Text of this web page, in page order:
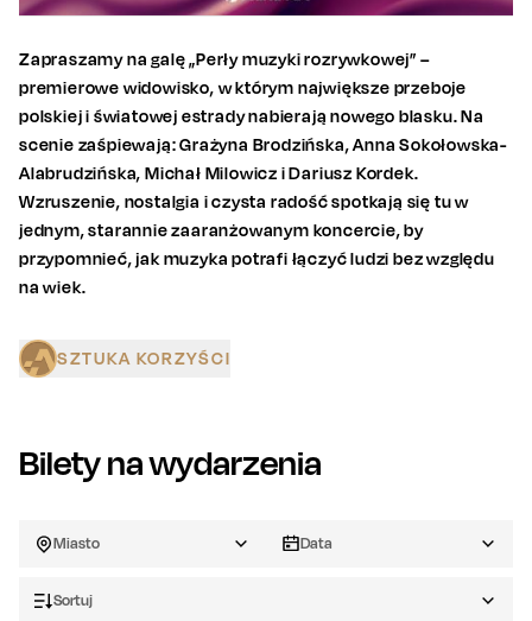
Zapraszamy na galę „Perły muzyki rozrywkowej” –
premierowe widowisko, w którym największe przeboje
polskiej i światowej estrady nabierają nowego blasku. Na
scenie zaśpiewają: Grażyna Brodzińska, Anna Sokołowska-
Alabrudzińska, Michał Milowicz i Dariusz Kordek.
Wzruszenie, nostalgia i czysta radość spotkają się tu w
jednym, starannie zaaranżowanym koncercie, by
przypomnieć, jak muzyka potrafi łączyć ludzi bez względu
na wiek.
SZTUKA KORZYŚCI
Bilety na wydarzenia
Miasto Data
Sortuj